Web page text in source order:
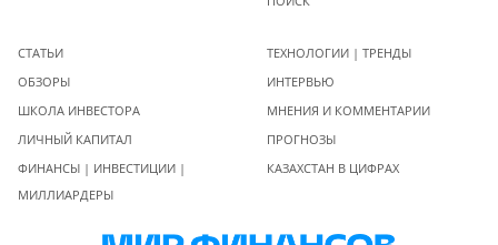
СТАТЬИ
ОБЗОРЫ
ШКОЛА ИНВЕСТОРА
ЛИЧНЫЙ КАПИТАЛ
ФИНАНСЫ | ИНВЕСТИЦИИ |
МИЛЛИАРДЕРЫ
ТЕХНОЛОГИИ | ТРЕНДЫ
ИНТЕРВЬЮ
МНЕНИЯ И КОММЕНТАРИИ
ПРОГНОЗЫ
КАЗАХСТАН В ЦИФРАХ